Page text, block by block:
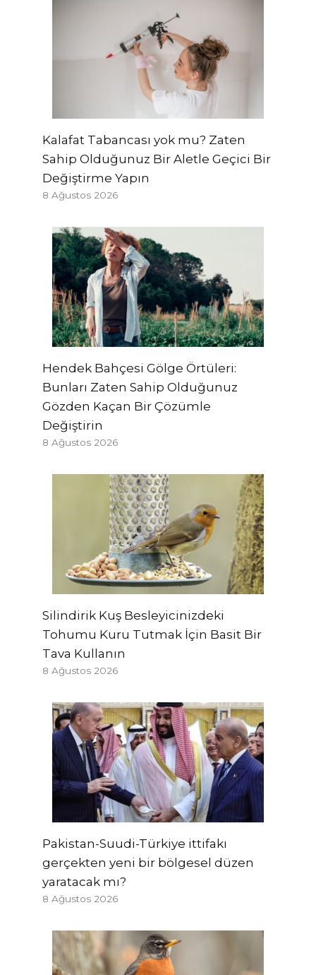
Kalafat Tabancası yok mu? Zaten
Sahip Olduğunuz Bir Aletle Geçici Bir
Değiştirme Yapın
8 Ağustos 2026
Hendek Bahçesi Gölge Örtüleri:
Bunları Zaten Sahip Olduğunuz
Gözden Kaçan Bir Çözümle
Değiştirin
8 Ağustos 2026
Silindirik Kuş Besleyicinizdeki
Tohumu Kuru Tutmak İçin Basit Bir
Tava Kullanın
8 Ağustos 2026
Pakistan-Suudi-Türkiye ittifakı
gerçekten yeni bir bölgesel düzen
yaratacak mı?
8 Ağustos 2026